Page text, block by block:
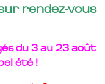
rendez-vous
du 3 au 23 août
été !